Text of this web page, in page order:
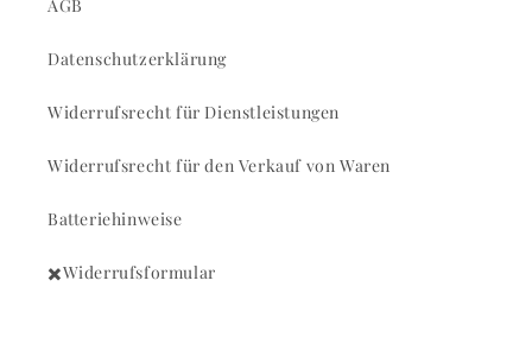
AGB
Datenschutzerklärung
Widerrufsrecht für Dienstleistungen
Widerrufsrecht für den Verkauf von Waren
Batteriehinweise
✖️Widerrufsformular